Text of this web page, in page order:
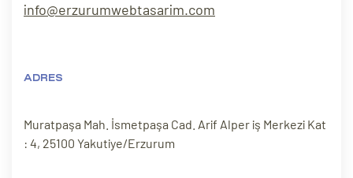
info@erzurumwebtasarim.com
ADRES
Muratpaşa Mah. İsmetpaşa Cad. Arif Alper iş Merkezi Kat
: 4, 25100 Yakutiye/Erzurum